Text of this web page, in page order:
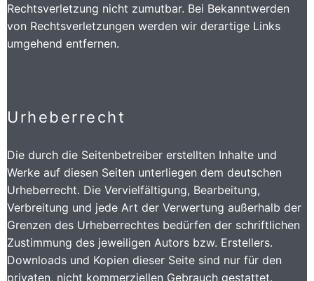
Rechtsverletzung nicht zumutbar. Bei Bekanntwerden
von Rechtsverletzungen werden wir derartige Links
umgehend entfernen.
Urheberrecht
Die durch die Seitenbetreiber erstellten Inhalte und
Werke auf diesen Seiten unterliegen dem deutschen
Urheberrecht. Die Vervielfältigung, Bearbeitung,
Verbreitung und jede Art der Verwertung außerhalb der
Grenzen des Urheberrechtes bedürfen der schriftlichen
Zustimmung des jeweiligen Autors bzw. Erstellers.
Downloads und Kopien dieser Seite sind nur für den
privaten, nicht kommerziellen Gebrauch gestattet.